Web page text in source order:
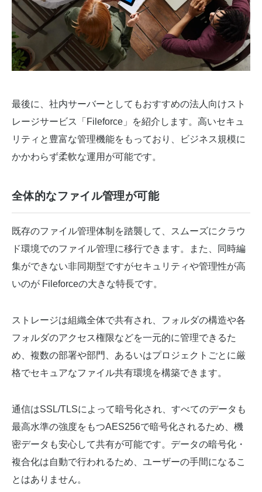
最後に、社内サーバーとしてもおすすめの法人向けスト
レージサービス「Fileforce」を紹介します。高いセキュ
リティと豊富な管理機能をもっており、ビジネス規模に
かかわらず柔軟な運用が可能です。
全体的なファイル管理が可能
既存のファイル管理体制を踏襲して、スムーズにクラウ
ド環境でのファイル管理に移行できます。また、同時編
集ができない非同期型ですがセキュリティや管理性が高
いのが Fileforceの大きな特長です。
ストレージは組織全体で共有され、フォルダの構造や各
フォルダのアクセス権限などを一元的に管理できるた
め、複数の部署や部門、あるいはプロジェクトごとに厳
格でセキュアなファイル共有環境を構築できます。
通信はSSL/TLSによって暗号化され、すべてのデータも
最高水準の強度をもつAES256で暗号化されるため、機
密データも安心して共有が可能です。データの暗号化・
複合化は自動で行われるため、ユーザーの手間になるこ
とはありません。